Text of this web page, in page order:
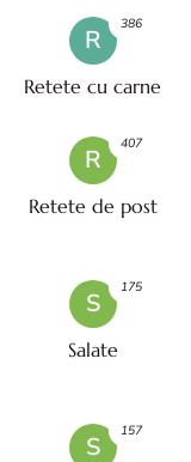
R
Retete cu carne
386
R
Retete de post
407
S
Salate
175
S
157